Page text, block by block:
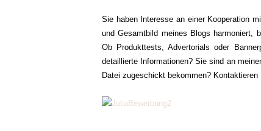
Sie haben Interesse an einer Kooperation
und Gesamtbild meines Blogs harmoniert,
Ob Produkttests, Advertorials oder
detaillierte Informationen?Sie sind an
Datei zugeschickt bekommen?